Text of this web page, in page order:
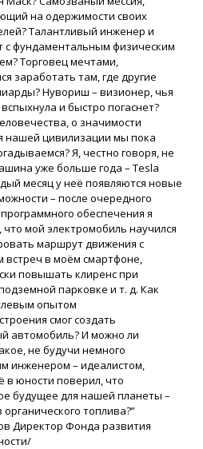
на одержимости своих
Талантливый инженер и
с фундаментальным физическим
Торговец мечтами,
заработать там, где другие
Нувориш – визионер, чья
и быстро погаснет?
о значимости
нашей цивилизации мы пока
Я, честно говоря, не
уже больше года – Tesla
месяц у неё появляются новые
– после очередного
обеспечения я
мой электромобиль научился
маршрут движения с
встреч в моём смартфоне,
повышать клиренс при
парковке и т. д. Как
опытом
смог создать
автомобиль? И можно ли
не будучи немного
инженером – идеалистом,
в юности поверил, что
будущее для нашей планеты –
топлива?”
Директор Фонда развития